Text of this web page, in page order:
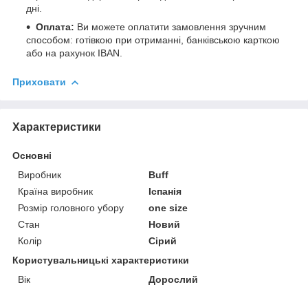
дні.
Оплата: Ви можете оплатити замовлення зручним
способом: готівкою при отриманні, банківською карткою
або на рахунок IBAN.
Приховати
Характеристики
Основні
Виробник
Buff
Країна виробник
Іспанія
Розмір головного убору
one size
Стан
Новий
Колір
Сірий
Користувальницькі характеристики
Вік
Дорослий